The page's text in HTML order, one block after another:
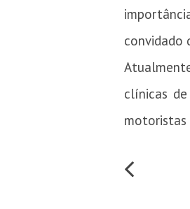
convidado
clínicas
motoristas